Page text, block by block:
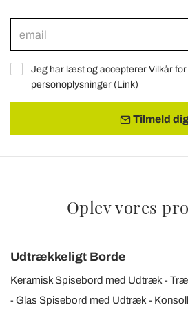
Jeg har læst og accepterer Vilkår for
personoplysninger (Link)
Tilmeld
Oplev vores
Udtrækkeligt Borde
Keramisk Spisebord med Udtræk
Glas Spisebord med Udtræk